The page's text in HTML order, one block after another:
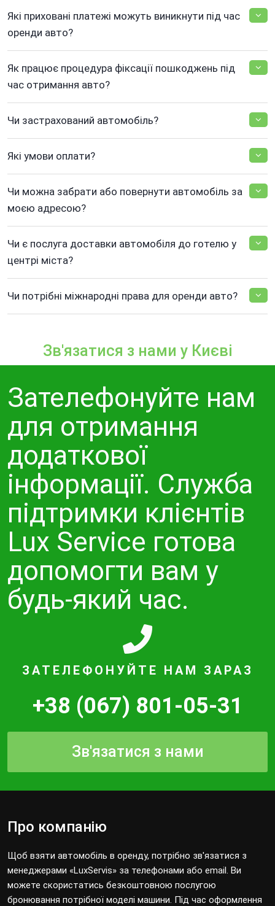
Які приховані платежі можуть виникнути під час
оренди авто?
Як працює процедура фіксації пошкоджень під
час отримання авто?
Чи застрахований автомобіль?
Які умови оплати?
Чи можна забрати або повернути автомобіль за
моєю адресою?
Чи є послуга доставки автомобіля до готелю у
центрі міста?
Чи потрібні міжнародні права для оренди авто?
Зв'язатися з нами у Києві
Зателефонуйте нам
для отримання
додаткової
інформації. Служба
підтримки клієнтів
Lux Service готова
допомогти вам у
будь-який час.
ЗАТЕЛЕФОНУЙТЕ НАМ ЗАРАЗ
+38 (067) 801-05-31
Зв'язатися з нами
Про компанію
Щоб взяти автомобіль в оренду, потрібно зв'язатися з
менеджерами «LuxServis» за телефонами або email. Ви
можете скористатись безкоштовною послугою
бронювання потрібної моделі машини. Під час оформлення